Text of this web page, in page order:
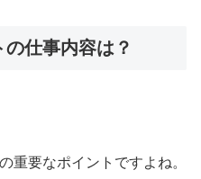
の仕事内容は？
重要なポイントですよね。